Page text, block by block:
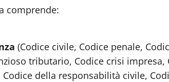
comprende:
(Codice civile, Codice penale,
tributario, Codice crisi
della responsabilità civile,